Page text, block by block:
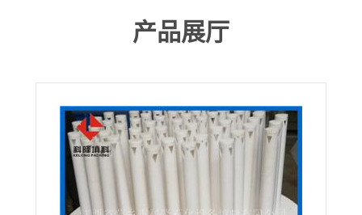
式分布器聚四氟乙烯液体分布器耐高温耐酸碱
产品展厅